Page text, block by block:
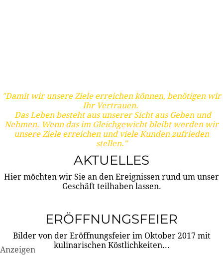
"Damit wir unsere Ziele erreichen können, benötigen wir
Ihr Vertrauen.
Das Leben besteht aus unserer Sicht aus Geben und
Nehmen. Wenn das im Gleichgewicht bleibt werden wir
unsere Ziele erreichen und viele Kunden zufrieden
stellen."
AKTUELLES
Hier möchten wir Sie an den Ereignissen rund um unser
Geschäft teilhaben lassen.
ERÖFFNUNGSFEIER
Bilder von der Eröffnungsfeier im Oktober 2017 mit
kulinarischen Köstlichkeiten...
Anzeigen